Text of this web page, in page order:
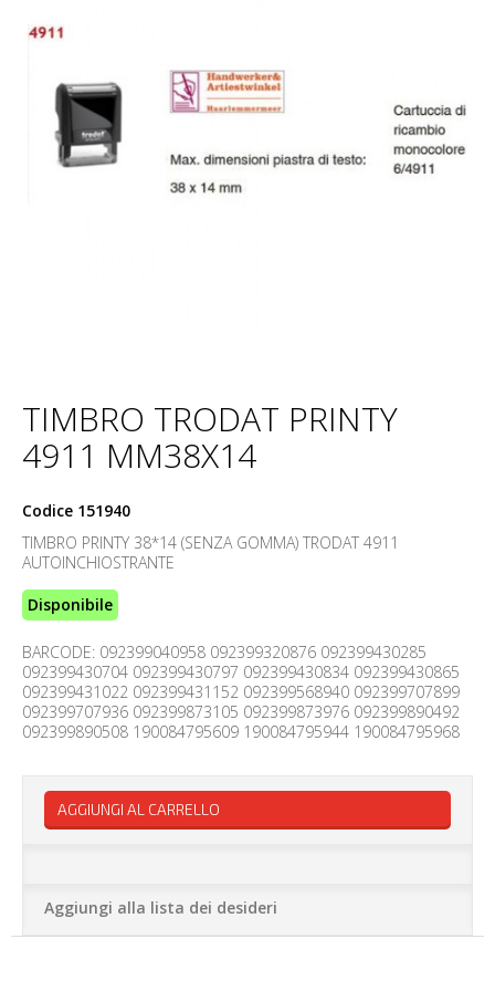
TIMBRO TRODAT PRINTY
4911 MM38X14
Codice 151940
TIMBRO PRINTY 38*14 (SENZA GOMMA) TRODAT 4911
AUTOINCHIOSTRANTE
Disponibile
BARCODE: 092399040958 092399320876 092399430285
092399430704 092399430797 092399430834 092399430865
092399431022 092399431152 092399568940 092399707899
092399707936 092399873105 092399873976 092399890492
092399890508 190084795609 190084795944 190084795968
AGGIUNGI AL CARRELLO
Aggiungi alla lista dei desideri